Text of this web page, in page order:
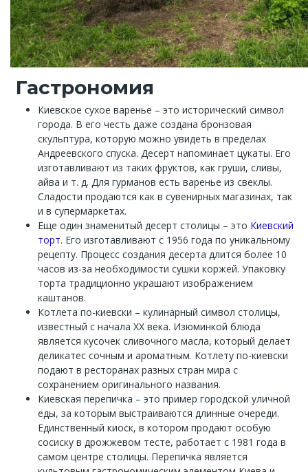
Гастрономия
Киевское сухое варенье – это исторический символ
города. В его честь даже создана бронзовая
скульптура, которую можно увидеть в пределах
Андреевского спуска. Десерт напоминает цукаты. Его
изготавливают из таких фруктов, как груши, сливы,
айва и т. д. Для гурманов есть варенье из свеклы.
Сладости продаются как в сувенирных магазинах, так
и в супермаркетах.
Еще один знаменитый десерт столицы – это Киевский
торт. Его изготавливают с 1956 года по уникальному
рецепту. Процесс создания десерта длится более 10
часов из-за необходимости сушки коржей. Упаковку
торта традиционно украшают изображением
каштанов.
Котлета по-киевски – кулинарный символ столицы,
известный с начала ХХ века. Изюминкой блюда
является кусочек сливочного масла, который делает
деликатес сочным и ароматным. Котлету по-киевски
подают в ресторанах разных стран мира с
сохранением оригинального названия.
Киевская перепичка – это пример городской уличной
еды, за которым выстраиваются длинные очереди.
Единственный киоск, в котором продают особую
сосиску в дрожжевом тесте, работает с 1981 года в
самом центре столицы. Перепичка является